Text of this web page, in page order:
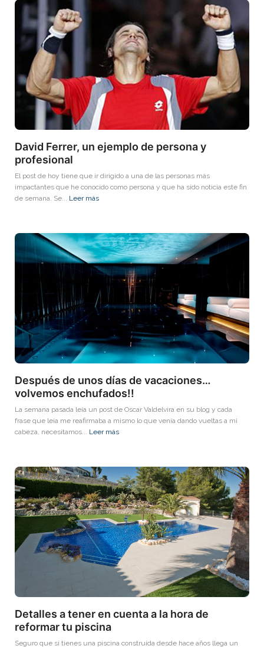
David Ferrer, un ejemplo de persona y
profesional
El post de hoy tiene que ir dirigido a una de las personas más
impactantes que he conocido como persona y que ha sido noticia este fin
de semana. Se... Leer más
Después de unos días de vacaciones…
volvemos enchufados!!
La semana pasada leía un post de Oscar Valdelvira en su blog y cada
frase que leía me reafirmaba a mismo lo que venía dando vueltas a mi
cabeza, necesitamos... Leer más
Detalles a tener en cuenta a la hora de
reformar tu piscina
Seguro que si tienes una piscina construida desde hace años llega un